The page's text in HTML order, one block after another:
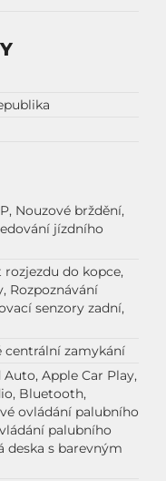
Nouzové brždění,
jízdního
rozjezdu do kopce,
Rozpoznávání
senzory zadní,
centrální zamykání
Apple Car Play,
Bluetooth,
ovládání palubního
palubního
deska s barevným